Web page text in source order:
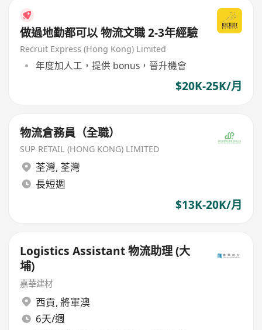
做過地勤都可以 物流文職 2-3年經驗
Recruit Express (Hong Kong) Limited
年度加人工，提供 bonus，晉升機會
$20K-25K/月
物流倉務員（全職）
SUP RETAIL (HONG KONG) LIMITED
荃灣, 荃灣
長短週
$13K-20K/月
Logistics Assistant 物流助理 (大
埔)
嘉華建材
西貢, 將軍澳
6天/週